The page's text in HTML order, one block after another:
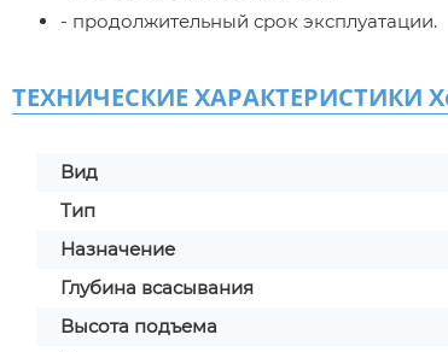
- продолжительный срок эксплуатации.
ТЕХНИЧЕСКИЕ ХАРАКТЕРИСТИКИ
Вид
Тип
Назначение
Глубина всасывания
Высота подъема